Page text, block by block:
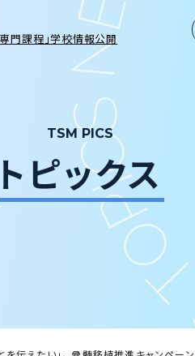
門課程」学校情報公開
TSM PICS
トピックス